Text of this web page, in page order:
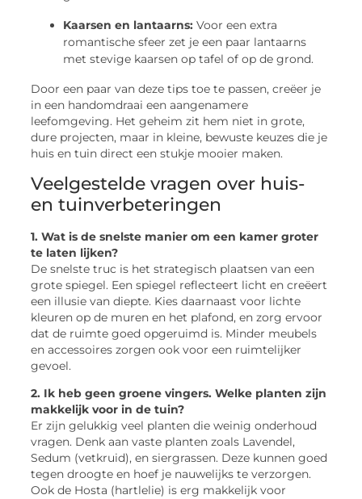
Kaarsen en lantaarns: Voor een extra
romantische sfeer zet je een paar lantaarns
met stevige kaarsen op tafel of op de grond.
Door een paar van deze tips toe te passen, creëer je
in een handomdraai een aangenamere
leefomgeving. Het geheim zit hem niet in grote,
dure projecten, maar in kleine, bewuste keuzes die je
huis en tuin direct een stukje mooier maken.
Veelgestelde vragen over huis-
en tuinverbeteringen
1. Wat is de snelste manier om een kamer groter
te laten lijken?
De snelste truc is het strategisch plaatsen van een
grote spiegel. Een spiegel reflecteert licht en creëert
een illusie van diepte. Kies daarnaast voor lichte
kleuren op de muren en het plafond, en zorg ervoor
dat de ruimte goed opgeruimd is. Minder meubels
en accessoires zorgen ook voor een ruimtelijker
gevoel.
2. Ik heb geen groene vingers. Welke planten zijn
makkelijk voor in de tuin?
Er zijn gelukkig veel planten die weinig onderhoud
vragen. Denk aan vaste planten zoals Lavendel,
Sedum (vetkruid), en siergrassen. Deze kunnen goed
tegen droogte en hoef je nauwelijks te verzorgen.
Ook de Hosta (hartlelie) is erg makkelijk voor